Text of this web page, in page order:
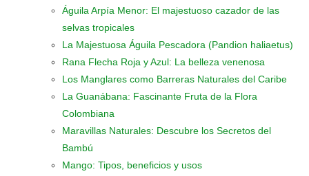
Águila Arpía Menor: El majestuoso cazador de las
selvas tropicales
La Majestuosa Águila Pescadora (Pandion haliaetus)
Rana Flecha Roja y Azul: La belleza venenosa
Los Manglares como Barreras Naturales del Caribe
La Guanábana: Fascinante Fruta de la Flora
Colombiana
Maravillas Naturales: Descubre los Secretos del
Bambú
Mango: Tipos, beneficios y usos